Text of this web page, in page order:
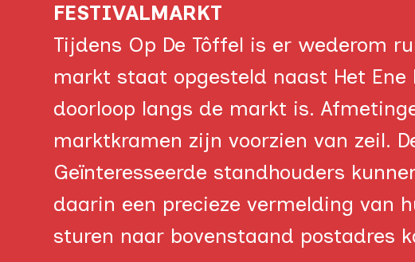
FESTIVALMARKT
Tijdens Op De Tôffel is er wederom
markt staat opgesteld naast Het Ene
doorloop langs de markt is.
marktkramen zijn voorzien van zeil.
Geïnteresseerde standhouders
daarin een precieze vermelding van
sturen naar bovenstaand postadres